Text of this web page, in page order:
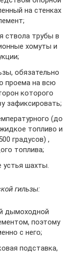
на стенках
ствола трубы в
хомуты и
обязательно
проема на всю
которого
зафиксировать;
(до
топливо и
градусов) ,
топлива;
устья шахты.
гильзы:
дымоходной
поэтому
с него;
подставка,